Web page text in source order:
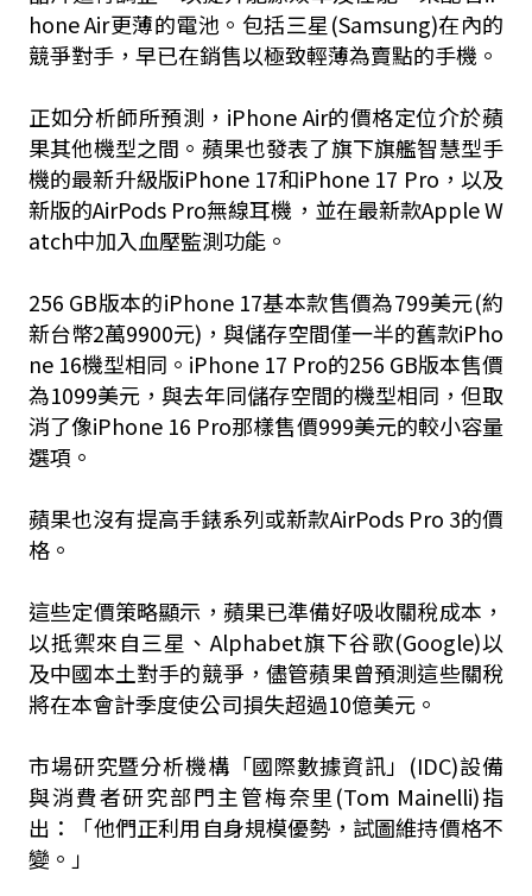
hone Air更薄的電池。包括三星(Samsung)在內的
競爭對手，早已在銷售以極致輕薄為賣點的手機。
正如分析師所預測，iPhone Air的價格定位介於蘋
果其他機型之間。蘋果也發表了旗下旗艦智慧型手
機的最新升級版iPhone 17和iPhone 17 Pro，以及
新版的AirPods Pro無線耳機，並在最新款Apple W
atch中加入血壓監測功能。
256 GB版本的iPhone 17基本款售價為799美元(約
新台幣2萬9900元)，與儲存空間僅一半的舊款iPho
ne 16機型相同。iPhone 17 Pro的256 GB版本售價
為1099美元，與去年同儲存空間的機型相同，但取
消了像iPhone 16 Pro那樣售價999美元的較小容量
選項。
蘋果也沒有提高手錶系列或新款AirPods Pro 3的價
格。
這些定價策略顯示，蘋果已準備好吸收關稅成本，
以抵禦來自三星、Alphabet旗下谷歌(Google)以
及中國本土對手的競爭，儘管蘋果曾預測這些關稅
將在本會計季度使公司損失超過10億美元。
市場研究暨分析機構「國際數據資訊」(IDC)設備
與消費者研究部門主管梅奈里(Tom Mainelli)指
出：「他們正利用自身規模優勢，試圖維持價格不
變。」